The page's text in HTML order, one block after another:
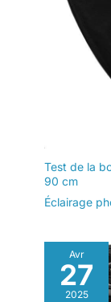
Test de la
90 cm
Éclairage
Avr
27
2025